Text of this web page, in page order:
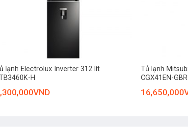
kín với khay kim loại cao cấp tạo ra một không gian lưu
được độ tươi ngon, trọn vẹn hương vị ban đầu mà
lạnh Electrolux Inverter 312 lít
H
VND
Tủ lạnh
CGX41EN-
16,650,000